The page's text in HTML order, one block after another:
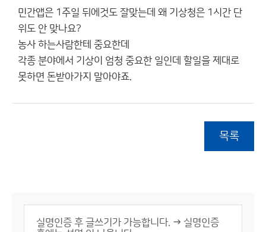
민간앱은 1주일 뒤에것도 잘맞는데 왜 기상청은 1시간 단
위도 안 맞나요?
농사 하는사람한테 중요한데
각종 분야에서 기상이 엄청 중요한 일인데 할일을 제대로
못하면 돈받아가지 말아야죠.
목록